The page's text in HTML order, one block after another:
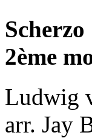
Scherzo
2ème
Ludwig
arr. Jay